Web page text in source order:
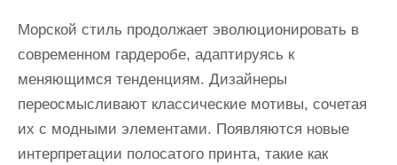
Морской стиль продолжает эволюционировать в
современном гардеробе, адаптируясь к
меняющимся тенденциям. Дизайнеры
переосмысливают классические мотивы, сочетая
их с модными элементами. Появляются новые
интерпретации полосатого принта, такие как